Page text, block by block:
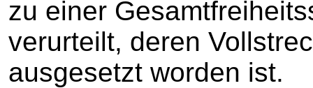
zu einer
verurteilt, deren
ausgesetzt worden ist.